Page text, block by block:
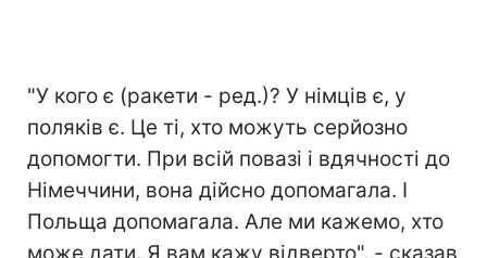
"У кого є (ракети - ред.)? У німців є, у
поляків є. Це ті, хто можуть серйозно
допомогти. При всій повазі і вдячності до
Німеччини, вона дійсно допомагала. І
Польща допомагала. Але ми кажемо, хто
може дати. Я вам кажу відверто", - сказав